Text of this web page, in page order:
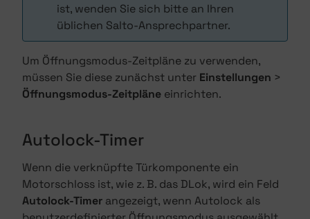
ist, wenden Sie sich bitte an Ihren
üblichen Salto-Ansprechpartner.
Um Öffnungsmodus-Zeitpläne zu verwenden,
müssen Sie diese zunächst unter Einstellungen >
Öffnungsmodus-Zeitpläne einrichten.
Autolock-Timer
Wenn die verknüpfte Türkomponente ein
Motorschloss ist, wie z. B. das DLok, wird ein Feld
Autolock-Timer angezeigt, wenn Autolock als